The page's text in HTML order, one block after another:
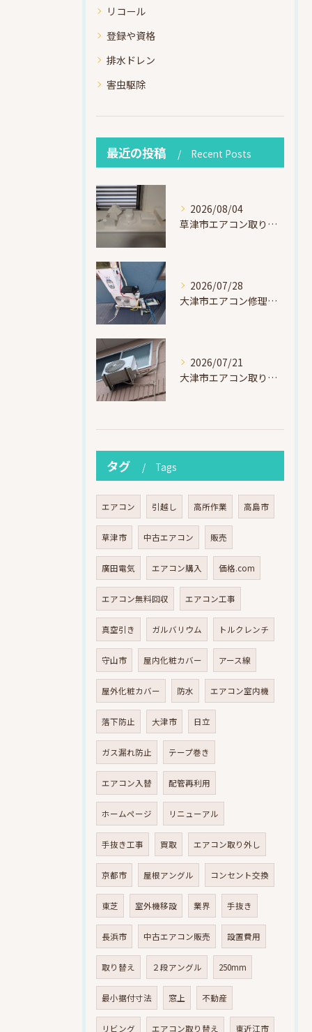
リコール
登録や資格
排水ドレン
害虫駆除
最近の投稿 Recent Posts
2026/08/04
草津市エアコン取り付け｜お客様取り外し済・化粧カバー再利用（ダイキン S225ATES・アウルコート草津）
2026/07/28
大津市エアコン修理｜冷媒漏れを特定！高所作業で東芝RAS-F221ARTを修理・ガスチャージ
2026/07/21
大津市エアコン取り付け｜他社で断られたマンション3階の壁面アングル高所作業（ハイセンス HA-J22H-W・プレジーオビワコ）
タグ Tags
エアコン 引越し 高所作業 高島市
草津市 中古エアコン 販売
廣田電気 エアコン購入 価格.com
エアコン無料回収 エアコン工事
真空引き ガルバリウム トルクレンチ
守山市 屋内化粧カバー アース線
屋外化粧カバー 防水 エアコン室内機
落下防止 大津市 日立
ガス漏れ防止 テープ巻き
エアコン入替 配管再利用
ホームページ リニューアル
手抜き工事 買取 エアコン取り外し
京都市 屋根アングル コンセント交換
東芝 室外機移設 業界 手抜き
長浜市 中古エアコン販売 設置費用
取り替え ２段アングル 250mm
最小据付寸法 窓上 不動産
リビング エアコン取り替え 東近江市